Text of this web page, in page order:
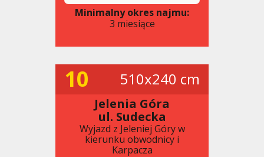
Minimalny okres najmu:
3 miesiące
10 510x240 cm
Jelenia Góra
ul. Sudecka
Wyjazd z Jeleniej Góry w
kierunku obwodnicy i
Karpacza